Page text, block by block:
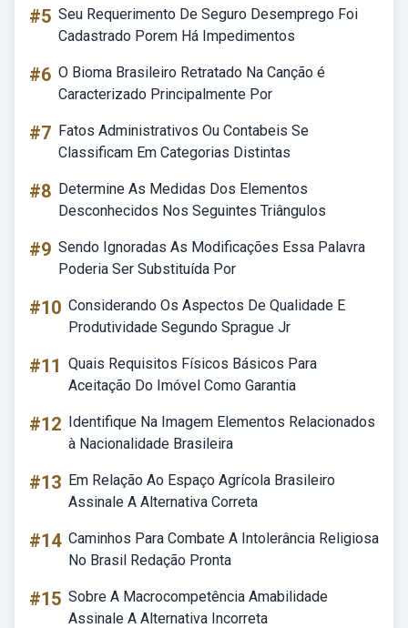
#5 Seu Requerimento De Seguro Desemprego Foi
Cadastrado Porem Há Impedimentos
#6 O Bioma Brasileiro Retratado Na Canção é
Caracterizado Principalmente Por
#7 Fatos Administrativos Ou Contabeis Se
Classificam Em Categorias Distintas
#8 Determine As Medidas Dos Elementos
Desconhecidos Nos Seguintes Triângulos
#9 Sendo Ignoradas As Modificações Essa Palavra
Poderia Ser Substituída Por
#10 Considerando Os Aspectos De Qualidade E
Produtividade Segundo Sprague Jr
#11 Quais Requisitos Físicos Básicos Para
Aceitação Do Imóvel Como Garantia
#12 Identifique Na Imagem Elementos Relacionados
à Nacionalidade Brasileira
#13 Em Relação Ao Espaço Agrícola Brasileiro
Assinale A Alternativa Correta
#14 Caminhos Para Combate A Intolerância Religiosa
No Brasil Redação Pronta
#15 Sobre A Macrocompetência Amabilidade
Assinale A Alternativa Incorreta